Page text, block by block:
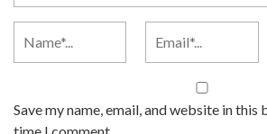
Save my name, email, and website in